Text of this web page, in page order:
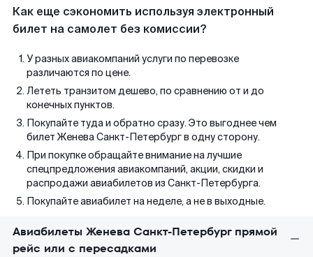
Как еще сэкономить используя электронный
билет на самолет без комиссии?
У разных авиакомпаний услуги по перевозке
различаются по цене.
Лететь транзитом дешево, по сравнению от и до
конечных пунктов.
Покупайте туда и обратно сразу. Это выгоднее чем
билет Женева Санкт-Петербург в одну сторону.
При покупке обращайте внимание на лучшие
спецпредложения авиакомпаний, акции, скидки и
распродажи авиабилетов из Санкт-Петербурга.
Покупайте авиабилет на неделе, а не в выходные.
Авиабилеты Женева Санкт-Петербург прямой
рейс или с пересадками